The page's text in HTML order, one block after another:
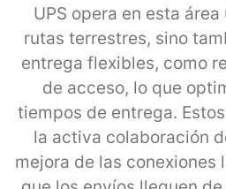
UPS opera en esta
rutas terrestres, sino
entrega flexibles, como
de acceso, lo que
tiempos de entrega.
la activa colaboración
mejora de las conexiones